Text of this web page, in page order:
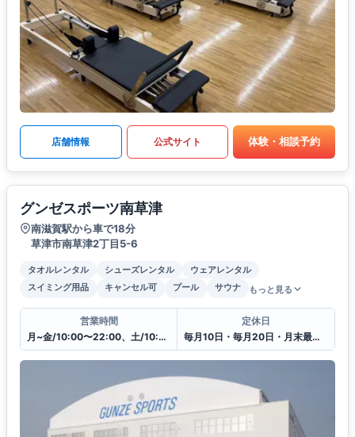
店舗情報 公式サイト 体験・相談予約
グンゼスポーツ南草津
南滋賀駅から車で18分
草津市南草津2丁目5-6
タオルレンタル シューズレンタル
ウェアレンタル
スイミング用品
キャンセル可 プール サウナ もっと見る
営業時間
月~金/10:00〜22:00、土/10:00〜20:00、日・祝日/10:00〜18:00
定休日
毎月10日・毎月20日・月末最終日